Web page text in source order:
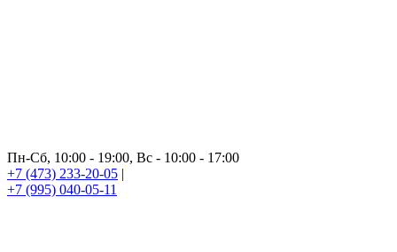
Пн-Сб, 10:00 - 19:00, Вс - 10:00 - 17:00
+7 (473) 233-20-05 |
+7 (995) 040-05-11